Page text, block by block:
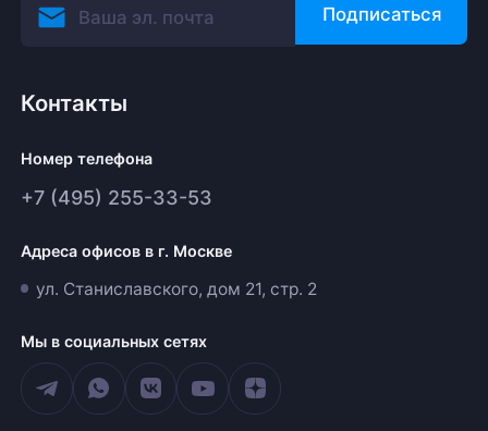
Подписаться
Контакты
Номер телефона
+7 (495) 255-33-53
Адреса офисов в г. Москве
ул. Станиславского, дом 21, стр. 2
Мы в социальных сетях